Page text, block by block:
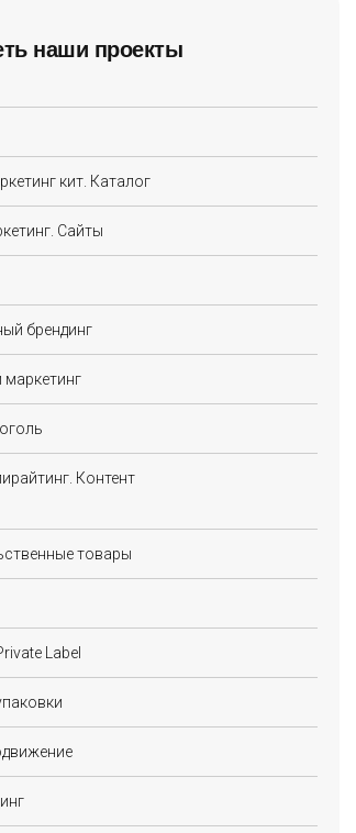
наши проекты
кит. Каталог
Сайты
брендинг
Контент
товары
Label